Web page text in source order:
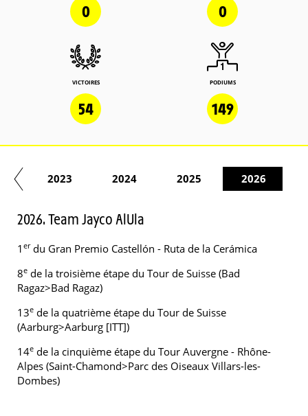
0 0
VICTOIRES
54
PODIUMS
149
2023 2024 2025 2026
2026. Team Jayco AlUla
1 erdu Gran Premio Castellón - Ruta de la Cerámica
8e de la troisième étape du Tour de Suisse (Bad
Ragaz>Bad Ragaz)
13e de la quatrième étape du Tour de Suisse
(Aarburg>Aarburg [ITT])
14e de la cinquième étape du Tour Auvergne - Rhône-
Alpes (Saint-Chamond>Parc des Oiseaux Villars-les-
Dombes)